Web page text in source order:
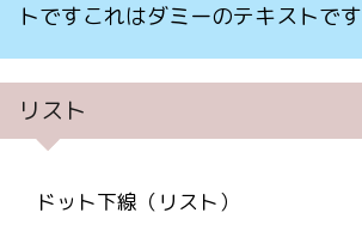
トですこれはダミーのテキストです
リスト
ドット下線（リスト）